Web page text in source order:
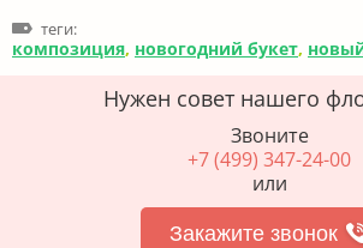
теги:
композиция, новогодний букет,
Нужен совет нашего
Звоните
+7 (499) 347-24-00
или
Закажите звонок